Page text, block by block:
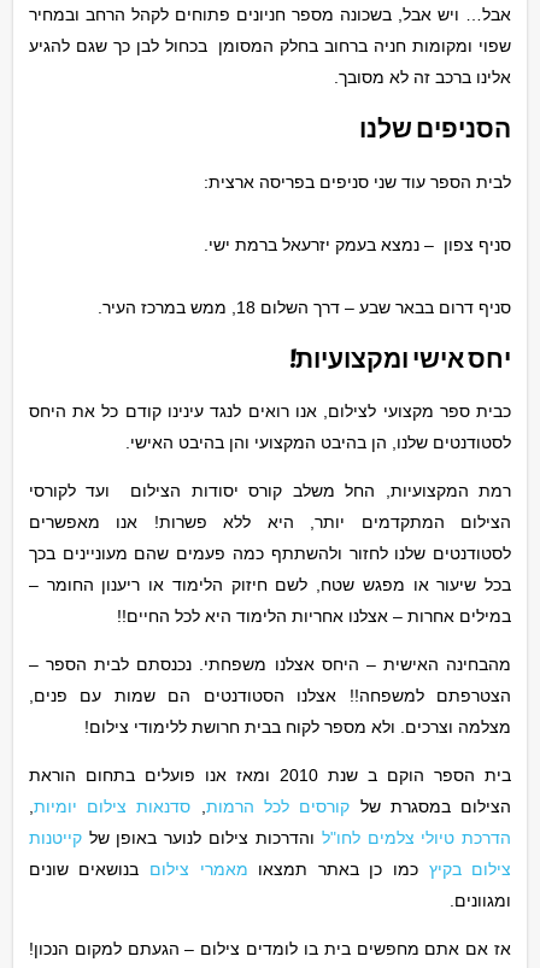
אבל… ויש אבל, בשכונה מספר חניונים פתוחים לקהל הרחב ובמחיר
שפוי ומקומות חניה ברחוב בחלק המסומן בכחול לבן כך שגם להגיע
אלינו ברכב זה לא מסובך.
הסניפים שלנו
לבית הספר עוד שני סניפים בפריסה ארצית:
סניף צפון – נמצא בעמק יזרעאל ברמת ישי.
סניף דרום בבאר שבע – דרך השלום 18, ממש במרכז העיר.
יחס אישי ומקצועיות!
כבית ספר מקצועי לצילום, אנו רואים לנגד עינינו קודם כל את היחס
לסטודנטים שלנו, הן בהיבט המקצועי והן בהיבט האישי.
רמת המקצועיות, החל משלב קורס יסודות הצילום ועד לקורסי
הצילום המתקדמים יותר, היא ללא פשרות! אנו מאפשרים
לסטודנטים שלנו לחזור ולהשתתף כמה פעמים שהם מעוניינים בכך
בכל שיעור או מפגש שטח, לשם חיזוק הלימוד או ריענון החומר –
במילים אחרות – אצלנו אחריות הלימוד היא לכל החיים!!
מהבחינה האישית – היחס אצלנו משפחתי. נכנסתם לבית הספר –
הצטרפתם למשפחה!! אצלנו הסטודנטים הם שמות עם פנים,
מצלמה וצרכים. ולא מספר לקוח בבית חרושת ללימודי צילום!
בית הספר הוקם ב שנת 2010 ומאז אנו פועלים בתחום הוראת
הצילום במסגרת של קורסים לכל הרמות, סדנאות צילום יומיות,
הדרכת טיולי צלמים לחו"ל והדרכות צילום לנוער באופן שלקייטנות
צילום בקיץ כמו כן באתר תמצאו מאמרי צילום בנושאים שונים
ומגוונים.
אז אם אתם מחפשים בית בו לומדים צילום – הגעתם למקום הנכון!